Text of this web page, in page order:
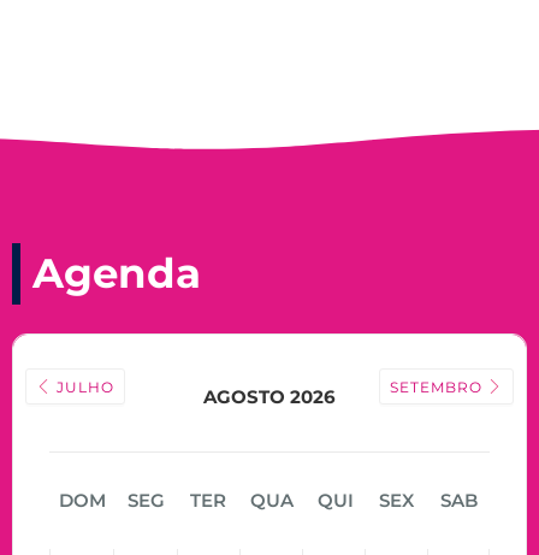
Agenda
JULHO AGOSTO 2026 SETEMBRO
DOM SEG TER QUA QUI SEX SAB